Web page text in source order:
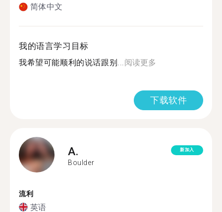
简体中文
我的语言学习目标
我希望可能顺利的说话跟别...阅读更多
下载软件
A.
Boulder
新加入
流利
英语